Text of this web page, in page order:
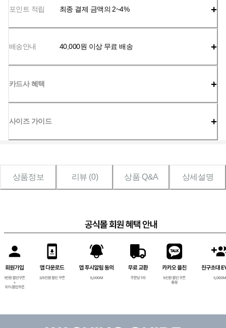
포인트 적립 최종 결제 금액의 2~4%
배송안내 40,000원 이상 무료 배송
카드사 혜택
사이즈 가이드
상품정보 리뷰 (0) 상품 Q&A 상세설명